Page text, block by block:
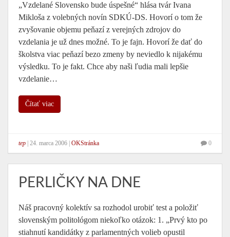
„Vzdelané Slovensko bude úspešné“ hlása tvár Ivana
Mikloša z volebných novín SDKÚ-DS. Hovorí o tom že
zvyšovanie objemu peňazí z verejných zdrojov do
vzdelania je už dnes možné. To je fajn. Hovorí že dať do
školstva viac peňazí bezo zmeny by neviedlo k nijakému
výsledku. To je fakt. Chce aby naši ľudia mali lepšie
vzdelanie…
Čítať viac
tep 24. marca 2006 OKStránka 0
PERLIČKY NA DNE
Náš pracovný kolektív sa rozhodol urobiť test a položiť
slovenským politológom niekoľko otázok: 1. „Prvý kto po
stiahnutí kandidátky z parlamentných volieb opustil